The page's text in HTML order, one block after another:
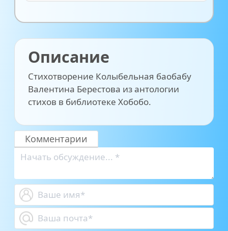
Описание
Стихотворение Колыбельная баобабу
Валентина Берестова из антологии
стихов в библиотеке Хобобо.
Комментарии